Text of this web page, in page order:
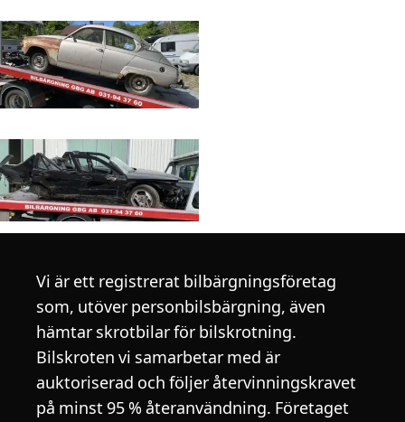
Vi är ett registrerat bilbärgningsföretag
som, utöver personbilsbärgning, även
hämtar skrotbilar för bilskrotning.
Bilskroten vi samarbetar med är
auktoriserad och följer återvinningskravet
på minst 95 % återanvändning. Företaget